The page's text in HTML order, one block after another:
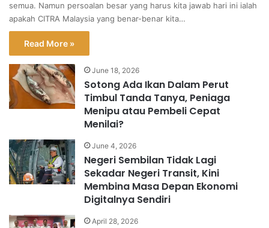
semua. Namun persoalan besar yang harus kita jawab hari ini ialah
apakah CITRA Malaysia yang benar-benar kita…
Read More »
June 18, 2026
Sotong Ada Ikan Dalam Perut
Timbul Tanda Tanya, Peniaga
Menipu atau Pembeli Cepat
Menilai?
June 4, 2026
Negeri Sembilan Tidak Lagi
Sekadar Negeri Transit, Kini
Membina Masa Depan Ekonomi
Digitalnya Sendiri
April 28, 2026